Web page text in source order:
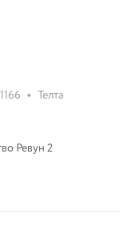
• Телта
Ревун 2